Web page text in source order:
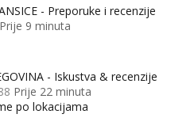
- Preporuke i recenzije
Prije 9 minuta
- Iskustva & recenzije
Prije 22 minuta
po lokacijama